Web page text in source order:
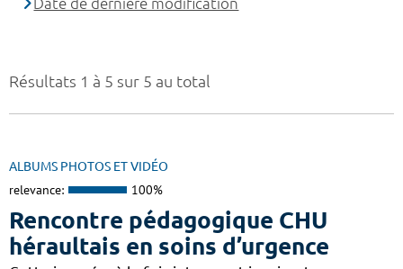
Résultats 1 à 5 sur 5 au total
ALBUMS PHOTOS ET VIDÉO
relevance: 100%
Rencontre pédagogique CHU
héraultais en soins d’urgence